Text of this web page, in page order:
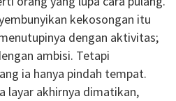
kekosongan itu
dengan aktivitas;
ambisi. Tetapi
ia hanya pindah tempat.
layar akhirnya dimatikan,